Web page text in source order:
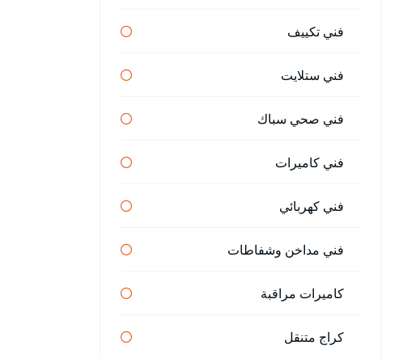
فني تكييف
فني ستلايت
فني صحي سباك
فني كاميرات
فني كهربائي
فني مداخن وشفاطات
كاميرات مراقبة
كراج متنقل